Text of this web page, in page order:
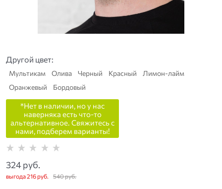
Другой цвет:
Мультикам Олива Черный Красный
Лимон-лайм
Оранжевый
Бордовый
*Нет в наличии, но у нас
наверняка есть что-то
альтернативное. Свяжитесь с
нами, подберем варианты!
540 руб.
324 руб.
выгода216 руб.